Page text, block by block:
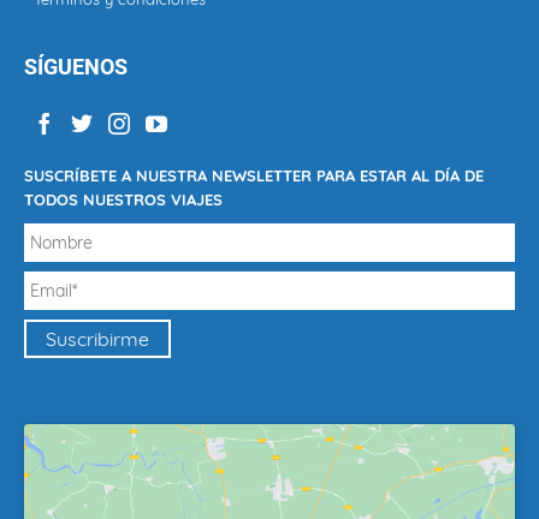
SÍGUENOS
SUSCRÍBETE A NUESTRA NEWSLETTER PARA ESTAR AL DÍA DE
TODOS NUESTROS VIAJES